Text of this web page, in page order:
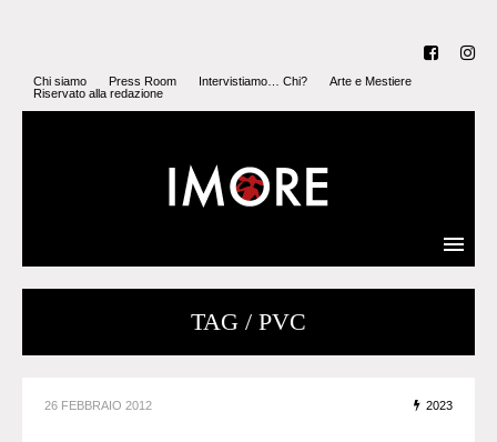
Chi siamo Press Room Intervistiamo… Chi?
Arte e Mestiere
Riservato alla redazione
TAG / PVC
26 FEBBRAIO 2012 2023